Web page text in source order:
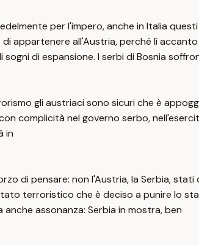
per l'impero, anche in Italia
all'Austria, perché lì accanto
di espansione. I serbi di Bosnia
gli austriaci sono sicuri che è
complicità nel governo serbo,
in
di pensare: non l'Austria, la Serbia,
terroristico che è deciso a punire lo
assonanza: Serbia in mostra, ben